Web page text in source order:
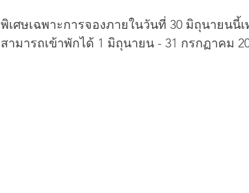
พิเศษเฉพาะการจองภายในวันที่ 30 มิถุนายนนี้
สามารถเข้าพักได้ 1 มิถุนายน - 31 กรกฏาคม